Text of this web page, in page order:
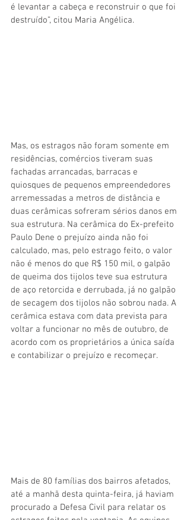
é levantar a cabeça e reconstruir o que foi
destruído”, citou Maria Angélica.
Mas, os estragos não foram somente em
residências, comércios tiveram suas
fachadas arrancadas, barracas e
quiosques de pequenos empreendedores
arremessadas a metros de distância e
duas cerâmicas sofreram sérios danos em
sua estrutura. Na cerâmica do Ex-prefeito
Paulo Dene o prejuízo ainda não foi
calculado, mas, pelo estrago feito, o valor
não é menos do que R$ 150 mil, o galpão
de queima dos tijolos teve sua estrutura
de aço retorcida e derrubada, já no galpão
de secagem dos tijolos não sobrou nada. A
cerâmica estava com data prevista para
voltar a funcionar no mês de outubro, de
acordo com os proprietários a única saída
e contabilizar o prejuízo e recomeçar.
Mais de 80 famílias dos bairros afetados,
até a manhã desta quinta-feira, já haviam
procurado a Defesa Civil para relatar os